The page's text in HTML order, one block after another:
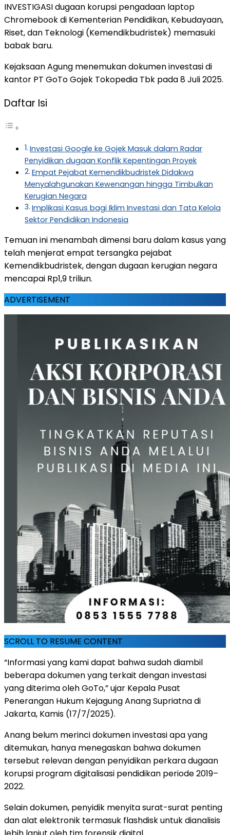
INVESTIGASI dugaan korupsi pengadaan laptop
Chromebook di Kementerian Pendidikan, Kebudayaan,
Riset, dan Teknologi (Kemendikbudristek) memasuki
babak baru.
Kejaksaan Agung menemukan dokumen investasi di
kantor PT GoTo Gojek Tokopedia Tbk pada 8 Juli 2025.
Daftar Isi
Investasi Google ke Gojek Masuk dalam Radar
Penyidikan dugaan Konflik Kepentingan Proyek
Empat Pejabat Kemendikbudristek Didakwa
Menyalahgunakan Kewenangan hingga Timbulkan
Kerugian Negara
Implikasi Kasus bagi Iklim Investasi dan Tata Kelola
Sektor Pendidikan Indonesia
Temuan ini menambah dimensi baru dalam kasus yang
telah menjerat empat tersangka pejabat
Kemendikbudristek, dengan dugaan kerugian negara
mencapai Rp1,9 triliun.
ADVERTISEMENT
SCROLL TO RESUME CONTENT
“Informasi yang kami dapat bahwa sudah diambil
beberapa dokumen yang terkait dengan investasi
yang diterima oleh GoTo,” ujar Kepala Pusat
Penerangan Hukum Kejagung Anang Supriatna di
Jakarta, Kamis (17/7/2025).
Anang belum merinci dokumen investasi apa yang
ditemukan, hanya menegaskan bahwa dokumen
tersebut relevan dengan penyidikan perkara dugaan
korupsi program digitalisasi pendidikan periode 2019–
2022.
Selain dokumen, penyidik menyita surat-surat penting
dan alat elektronik termasuk flashdisk untuk dianalisis